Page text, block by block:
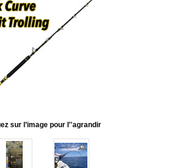
sur l’image pour l''agrandir